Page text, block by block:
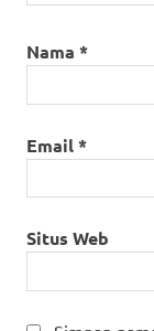
Nama *
Email*
Situs Web